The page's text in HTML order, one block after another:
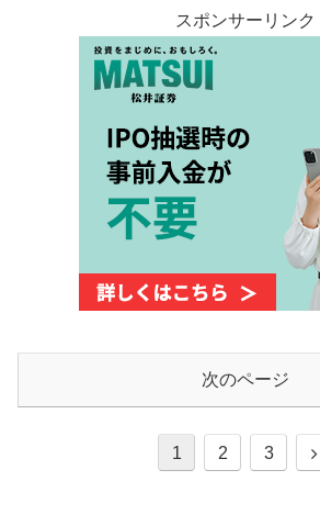
スポンサーリンク
次のページ
1 2 3
次